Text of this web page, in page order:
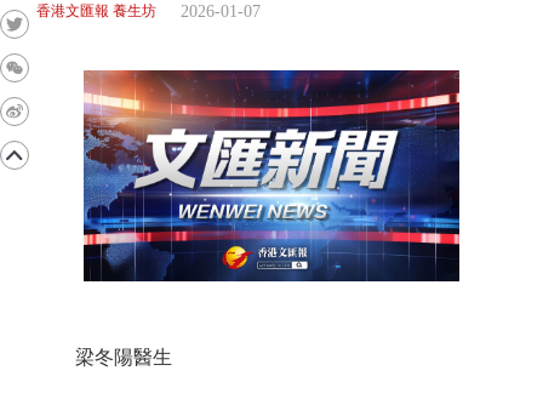
香港文匯報 養生坊 2026-01-07
梁冬陽醫生